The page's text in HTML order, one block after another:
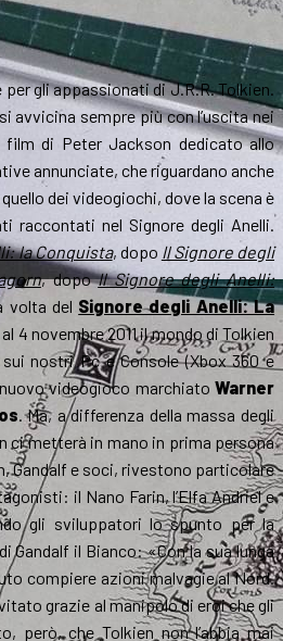
per gli appassionati di J.R.R. Tolkien.
avvicina sempre più con l’uscita nei
di Peter Jackson dedicato allo
annunciate, che riguardano anche
dei videogiochi, dove la scena è
raccontati nel Signore degli Anelli.
la Conquista, dopo Il Signore degli
, dopoIl Signore degli Anelli:
volta del Signore degli Anelli: La
4 novembre 2011 il mondo di Tolkien
nostri Pc e Console (Xbox 360 e
videogioco marchiato Warner
. Ma, a differenza della massa degli
ci metterà in mano in prima persona
Gandalf e soci, rivestono particolare
il Nano Farin, l’Elfa Andriel e
gli sviluppatori lo spunto per la
Gandalf il Bianco: «Con la sua lunga
compiere azioni malvagie al Nord.
grazie al manipolo di eroi che gli
però, che Tolkien non l’abbia mai